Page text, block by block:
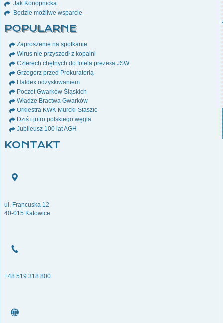
Jak Konopnicka
Będzie możliwe wsparcie
POPULARNE
Zaproszenie na spotkanie
Wirus nie przyszedł z kopalni
Czterech chętnych do fotela prezesa JSW
Grzegorz przed Prokuratorią
Haldex odzyskiwaniem
Poczet Gwarków Śląskich
Władze Bractwa Gwarków
Orkiestra KWK Murcki-Staszic
Dziś i jutro polskiego węgla
Jubileusz 100 lat AGH
KONTAKT
ul. Francuska 12
40-015 Katowice
+48 519 318 800